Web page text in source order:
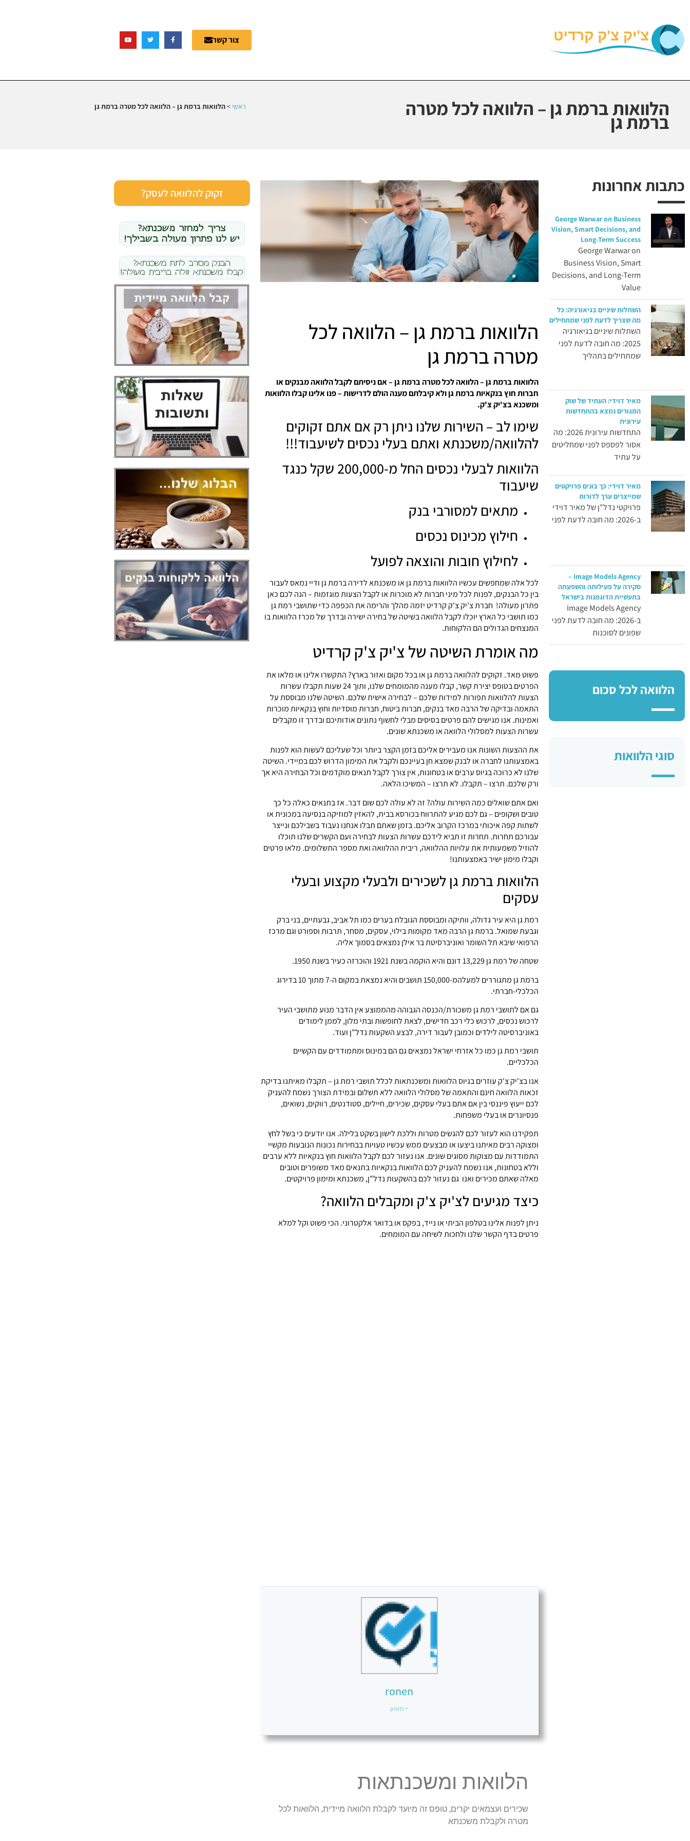
צור קשר
הלוואות ברמת גן – הלוואה לכל מטרה
ברמת גן
ראשי >הלוואות ברמת גן – הלוואה לכל מטרה ברמת גן
כתבות אחרונות
George Warwar on Business
Vision, Smart Decisions, and
Long-Term Success
George Warwar on
Business Vision, Smart
Decisions, and Long-Term
Value
השתלות שיניים בגיאורגיה: כל
מה שצריך לדעת לפני שמתחילים
השתלות שיניים בגיאורגיה
2025: מה חובה לדעת לפני
שמתחילים בתהליך
מאיר דוידי: העתיד של שוק
המגורים נמצא בהתחדשות
עירונית
התחדשות עירונית 2026: מה
אסור לפספס לפני שמחליטים
על עתיד
מאיר דוידי: כך בונים פרויקטים
שמייצרים ערך לדורות
פרויקטי נדל"ן של מאיר דוידי
ב-2026: מה חובה לדעת לפני
Image Models Agency –
סקירה על פעילותה והשפעתה
בתעשיית הדוגמנות בישראל
Image Models Agency
ב-2026: מה חובה לדעת לפני
שפונים לסוכנות
הלוואה לכל סכום
סוגי הלוואות
הלוואות ברמת גן – הלוואה לכל
מטרה ברמת גן
הלוואות ברמת גן – הלוואה לכל מטרה ברמת גן – אם ניסיתם לקבל הלוואה מבנקים או
חברות חוץ בנקאיות ברמת גן ולא קיבלתם מענה הולם לדרישות – פנו אלינו קבלו הלוואות
ומשכנא בצ'יק צ'ק.
שימו לב – השירות שלנו ניתן רק אם אתם זקוקים
להלוואה/משכנתא ואתם בעלי נכסים לשיעבוד!!!
הלוואות לבעלי נכסים החל מ-200,000 שקל כנגד
שיעבוד
מתאים למסורבי בנק
חילוץ מכינוס נכסים
לחילוץ חובות והוצאה לפועל
לכל אלה שמחפשים עכשיו הלוואות ברמת גן או משכנתא לדירה ברמת גן ודיי נמאס לעבור
בין כל הבנקים, לפנות לכל מיני חברות לא מוכרות או לקבל הצעות מוגזמות – הנה לכם כאן
פתרון מעולה! חברת צ'יק צ'ק קרדיט יזמה מהלך והרימה את הכפפה כדי שתושבי רמת גן
כמו תושבי כל הארץ יוכלו לקבל הלוואה בשיטה של בחירה ישירה ובדרך של מכרז הלוואות בו
המנצחים הגדולים הם הלקוחות.
מה אומרת השיטה של צ'יק צ'ק קרדיט
פשוט מאד. זקוקים להלוואה ברמת גן או בכל מקום ואזור בארץ? התקשרו אלינו או מלאו את
הפרטים בטופס יצירת קשר, קבלו מענה מהמומחים שלנו, ותוך 24 שעות תקבלו עשרות
הצעות להלוואות תפורות למידות שלכם – לבחירה אישית שלכם. השיטה שלנו מבוססת על
התאמה ובדיקה של הרבה מאד בנקים, חברות ביטוח, חברות מוסדיות וחוץ בנקאיות מוכרות
ואמינות. אנו מגישים להם פרטים בסיסים מבלי לחשוף נתונים אודותיכם ובדרך זו מקבלים
עשרות הצעות למסלולי הלוואה או משכנתא שונים.
את ההצעות השונות אנו מעבירים אליכם בזמן הקצר ביותר וכל שעליכם לעשות הוא לפנות
באמצעותנו לחברה או לבנק שמצא חן בעיינכם ולקבל את המימון הדרוש לכם במיידי. השיטה
שלנו לא כרוכה בגיוס ערבים או בטחונות, אין צורך לקבל תנאים מוקדמים וכל הבחירה היא אך
ורק שלכם. תרצו – תקבלו. לא תרצו – המשיכו הלאה.
ואם אתם שואלים כמה השירות עולה? זה לא עולה לכם שום דבר. אז בתנאים כאלה כל כך
טובים ושקופים – גם לכם מגיע להתרווח בכורסא בבית, להאזין למוזיקה בנסיעה במכונית או
לשתות קפה איכותי במרכז הקרוב אליכם. בזמן שאתם תבלו אנחנו נעבוד בשבילכם ונייצר
עבורכם תחרות. תחרות זו תביא לידכם עשרות הצעות לבחירה ועם הקשרים שלנו תוכלו
להוזיל משמעותית את עלויות ההלוואה, ריבית ההלוואה ואת מספר התשלומים. מלאו פרטים
וקבלו מימון ישיר באמצעותנו!
הלוואות ברמת גן לשכירים ולבעלי מקצוע ובעלי
עסקים
רמת גן היא עיר גדולה, וותיקה ומבוססת הגובלת בערים כמו תל אביב, גבעתיים, בני ברק
וגבעת שמואל. ברמת גן הרבה מאד מקומות בילוי, עסקים, מסחר, תרבות וספורט וגם מרכז
הרפואי שיבא תל השומר ואוניברסיטת בר אילן נמצאים בסמוך אליה.
שטחה של רמת גן 13,229 דונם והיא הוקמה בשנת 1921 והוכרזה כעיר בשנת 1950.
ברמת גן מתגוררים למעלהמ-150,000 תושבים והיא נמצאת במקום ה-7 מתוך 10 בדירוג
הכלכלי-חברתי.
גם אם לתושבי רמת גן משכורת/הכנסה הגבוהה מהממוצע אין הדבר מנוע מתושבי העיר
לרכוש נכסים, לרכוש כלי רכב חדישים, לצאת לחופשות ובתי מלון, לממן לימודים
באוניברסיטה לילדים וכמובן לעבור דירה, לבצע השקעות נדל"ן ועוד.
תושבי רמת גן כמו כל אזרחי ישראל נמצאים גם הם במינוס ומתמודדים עם הקשיים
הכלכליים.
אנו בצ'יק צ'ק עוזרים בגיוס הלוואות ומשכנתאות לכלל תושבי רמת גן – תקבלו מאיתנו בדיקת
זכאות הלוואה חינם והתאמה של מסלולי הלוואה ללא תשלום ובמידת הצורך נשמח להעניק
לכם ייעוץ פיננסי בין אם אתם בעלי עסקים, שכירים, חיילים, סטודנטים, רווקים, נשואים,
פנסיונרים או בעלי משפחות.
תפקידנו הוא לעזור לכם להגשים מטרות וללכת לישון בשקט בלילה. אנו יודעים כי בשל לחץ
ומצוקה רבים מאיתנו ביצעו או מבצעים ממש עכשיו טעויות בבחירות נכונות הנובעות מקשיי
התמודדות עם מצוקות מסוגים שונים. אנו נעזור לכם לקבל הלוואות חוץ בנקאיות ללא ערבים
וללא בטחונות, אנו נשמח להעניק לכם הלוואות בנקאיות בתנאים מאד משופרים וטובים
מאלה שאתם מכירים ואנו גם נעזור לכם בהשקעות נדל"ן, משכנתא ומימון פרויקטים.
כיצד מגיעים לצ'יק צ'ק ומקבלים הלוואה?
ניתן לפנות אלינו בטלפון הביתי או נייד, בפקס או בדואר אלקטרוני. הכי פשוט וקל למלא
פרטים בדף הקשר שלנו ולחכות לשיחה עם המומחים.
ronen
+ posts
הלוואות ומשכנתאות
שכירים ועצמאים יקרים, טופס זה מיועד לקבלת הלוואה מיידית, הלוואות לכל
מטרה ולקבלת משכנתא
זקוק להלוואה לעסק?